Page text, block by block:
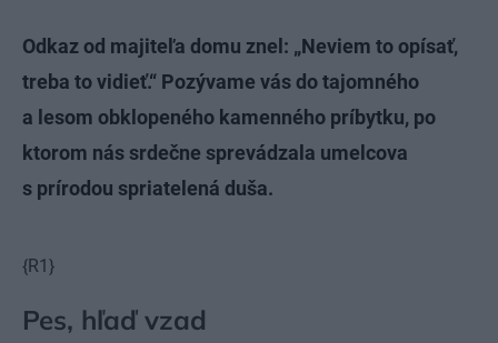
Odkaz od majiteľa domu znel: „Neviem to opísať,
treba to vidieť.“ Pozývame vás do tajomného
a lesom obklopeného kamenného príbytku, po
ktorom nás srdečne sprevádzala umelcova
s prírodou spriatelená duša.
{R1}
Pes, hľaď vzad